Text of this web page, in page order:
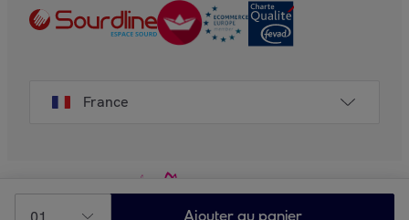
Ajouter au panier
France